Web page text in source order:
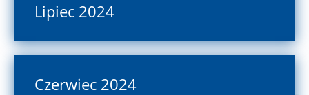
Lipiec 2024
Czerwiec 2024